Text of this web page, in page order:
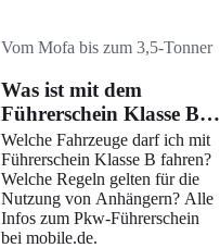
Vom Mofa bis zum 3,5-Tonner
Was ist mit dem
Führerschein Klasse B
erlaubt?
Welche Fahrzeuge darf ich mit
Führerschein Klasse B fahren?
Welche Regeln gelten für die
Nutzung von Anhängern? Alle
Infos zum Pkw-Führerschein
bei mobile.de.